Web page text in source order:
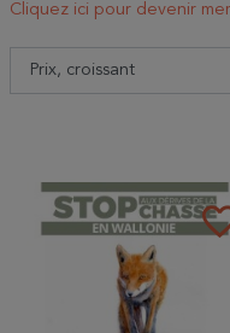
Cliquez ici pour devenir